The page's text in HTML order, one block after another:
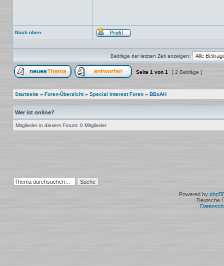
Nach oben
Profil
Beiträge der letzten Zeit anzeigen:
Seite 1 von 1 [ 2 Beiträge ]
Startseite » Foren-Übersicht» Special Interest Foren » BBoAH
Wer ist online?
Mitglieder in diesem Forum: 0 Mitglieder
Powered by
Deutsche